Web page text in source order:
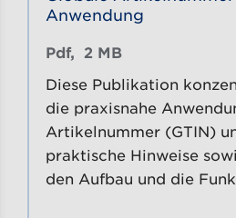
Anwendung
Pdf, 2 MB
Diese Publikation
die praxisnahe
Artikelnummer (GTIN)
praktische Hinweise
den Aufbau und die